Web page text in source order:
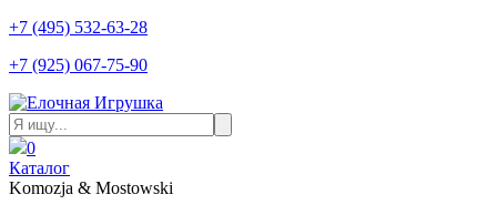
+7 (495) 532-63-28
+7 (925) 067-75-90
0
Каталог
Komozja & Mostowski